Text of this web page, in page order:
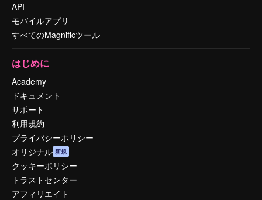
API
モバイルアプリ
すべてのMagnificツール
はじめに
Academy
ドキュメント
サポート
利用規約
プライバシーポリシー
オリジナル 新規
クッキーポリシー
トラストセンター
アフィリエイト